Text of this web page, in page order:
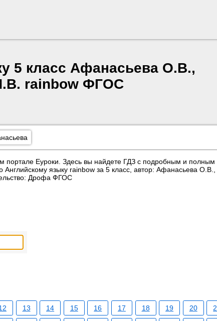
5 класс Афанасьева О.В.,
rainbow ФГОС
портале Еуроки. Здесь вы найдете ГДЗ с подробным и полным
языку rainbow за 5 класс, автор: Афанасьева О.В.,
Дрофа ФГОС
13 14 15 16 17 18 19 20